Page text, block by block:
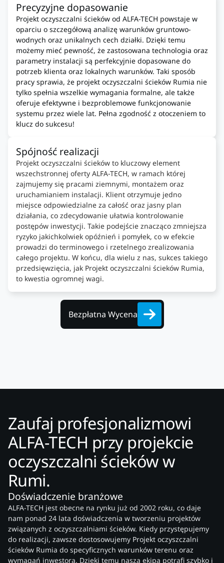
Precyzyjne dopasowanie
Projekt oczyszczalni ścieków od ALFA-TECH powstaje w
oparciu o szczegółową analizę warunków gruntowo-
wodnych oraz unikalnych cech działki. Dzięki temu
możemy mieć pewność, że zastosowana technologia oraz
parametry instalacji są perfekcyjnie dopasowane do
potrzeb klienta oraz lokalnych warunków. Taki sposób
pracy sprawia, że projekt oczyszczalni ścieków Rumia nie
tylko spełnia wszelkie wymagania formalne, ale także
oferuje efektywne i bezproblemowe funkcjonowanie
systemu przez wiele lat. Pełna zgodność z otoczeniem to
klucz do sukcesu!
Spójność realizacji
Projekt oczyszczalni ścieków to kluczowy element
wszechstronnej oferty ALFA-TECH, w ramach której
zajmujemy się pracami ziemnymi, montażem oraz
uruchamianiem instalacji. Klient otrzymuje jedno
miejsce odpowiedzialne za całość oraz jasny plan
działania, co zdecydowanie ułatwia kontrolowanie
postępów inwestycji. Takie podejście znacząco zmniejsza
ryzyko jakichkolwiek opóźnień i pomyłek, co w efekcie
prowadzi do terminowego i rzetelnego zrealizowania
całego projektu. W końcu, dla wielu z nas, sukces takiego
przedsięwzięcia, jak Projekt oczyszczalni ścieków Rumia,
to kwestia ogromnej wagi.
Bezpłatna Wycena
Zaufaj profesjonalizmowi
ALFA-TECH przy projekcie
oczyszczalni ścieków w
Rumi.
Doświadczenie branżowe
ALFA-TECH jest obecne na rynku już od 2002 roku, co daje
nam ponad 24 lata doświadczenia w tworzeniu projektów
związanych z oczyszczalniami ścieków. Kiedy przystępujemy
do realizacji, zawsze dostosowujemy Projekt oczyszczalni
ścieków Rumia do specyficznych warunków terenu oraz
wymagań inwestora. Dzięki temu nasza ekipa potrafi szybko i